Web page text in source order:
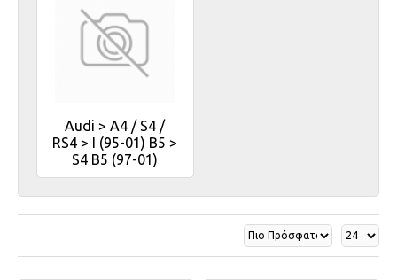
Audi > A4 / S4 /
RS4 > I (95-01) B5 >
S4 B5 (97-01)